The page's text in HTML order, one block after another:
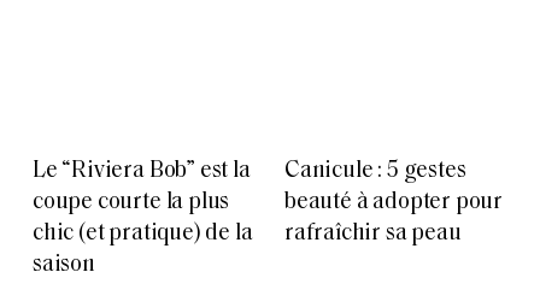
Le “Riviera Bob” est la
coupe courte la plus
chic (et pratique) de la
saison
Canicule : 5 gestes
beauté à adopter pour
rafraîchir sa peau